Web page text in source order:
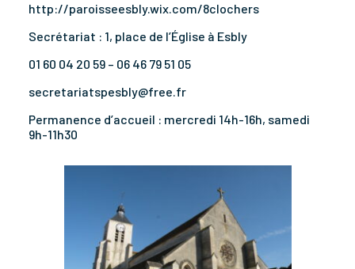
http://paroisseesbly.wix.com/8clochers
Secrétariat : 1, place de l’Église à Esbly
01 60 04 20 59 – 06 46 79 51 05
secretariatspesbly@free.fr
Permanence d’accueil : mercredi 14h-16h, samedi
9h-11h30